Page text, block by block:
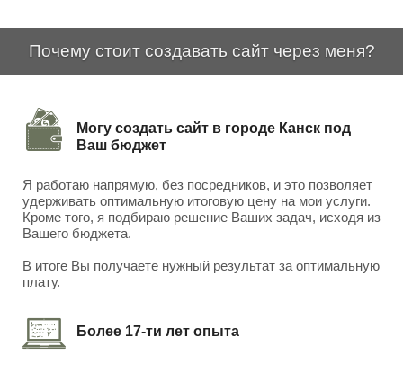
Почему стоит создавать сайт через меня?
Могу создать сайт в городе Канск под
Ваш бюджет
Я работаю напрямую, без посредников, и это позволяет
удерживать оптимальную итоговую цену на мои услуги.
Кроме того, я подбираю решение Ваших задач, исходя из
Вашего бюджета.
В итоге Вы получаете нужный результат за оптимальную
плату.
Более 17-ти лет опыта